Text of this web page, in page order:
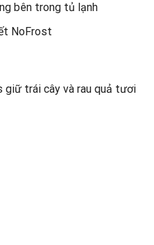
bên trong tủ lạnh
NoFrost
giữ trái cây và rau quả tươi